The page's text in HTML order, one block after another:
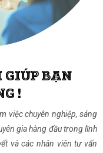
GIÚP BẠN
!
việc chuyên nghiệp, sáng
gia hàng đầu trong lĩnh
và các nhân viên tư vấn